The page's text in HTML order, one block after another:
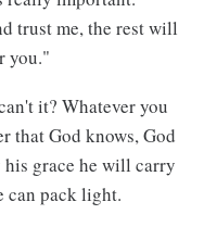
trust me, the rest will
you."
it? Whatever you
that God knows, God
grace he will carry
can pack light.